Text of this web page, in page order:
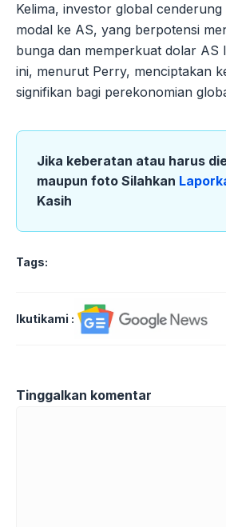
Kelima, investor global
modal ke AS, yang berpotensi
bunga dan memperkuat dolar AS
ini, menurut Perry, menciptakan
signifikan bagi perekonomian
Jika keberatan atau harus
maupun foto Silahkan
Kasih
Tags:
Ikutikami :
Tinggalkan komentar